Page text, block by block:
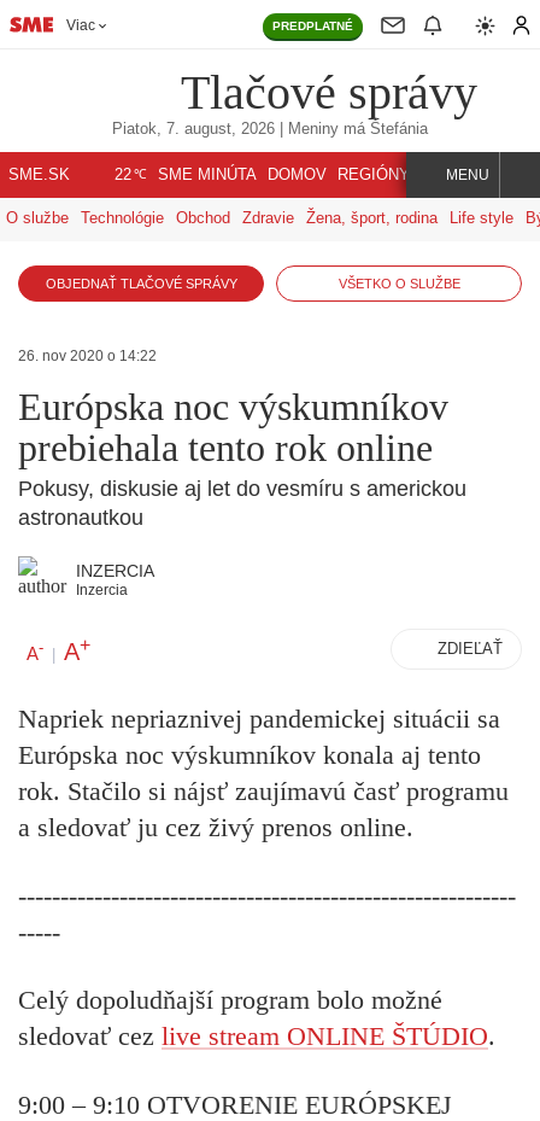
Viac PREDPLATNÉ
Tlačové správy
Piatok, 7. august, 2026 | Meniny má Štefánia
SME.SK 22℃ SME MINÚTA DOMOV REGIÓNY INDEX SVET
MENU
O službe Technológie Obchod Zdravie Žena, šport, rodina Life style
OBJEDNAŤ TLAČOVÉ SPRÁVY VŠETKO O SLUŽBE
26. nov 2020 o 14:22
Európska noc výskumníkov
prebiehala tento rok online
Pokusy, diskusie aj let do vesmíru s americkou
astronautkou
INZERCIA
Inzercia
A- | A+ ZDIEĽAŤ
Napriek nepriaznivej pandemickej situácii sa
Európska noc výskumníkov konala aj tento
rok. Stačilo si nájsť zaujímavú časť programu
a sledovať ju cez živý prenos online.
-----------------------------------------------------------
-----
Celý dopoludňajší program bolo možné
sledovať cez live stream ONLINE ŠTÚDIO.
9:00 – 9:10 OTVORENIE EURÓPSKEJ